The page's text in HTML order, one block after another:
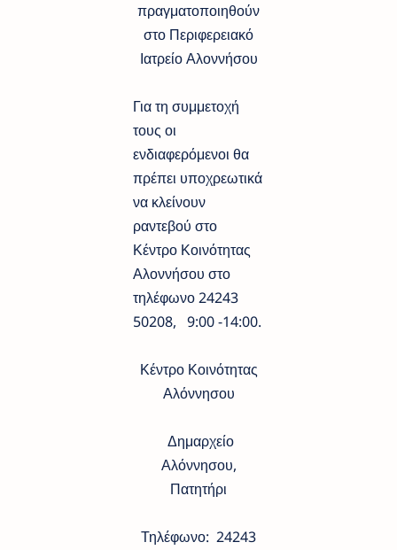
πραγματοποιηθούν
στο Περιφερειακό
Ιατρείο Αλοννήσου
Για τη συμμετοχή
τους οι
ενδιαφερόμενοι θα
πρέπει υποχρεωτικά
να κλείνουν
ραντεβού στο
Κέντρο Κοινότητας
Αλοννήσου στο
τηλέφωνο 24243
50208, 9:00 -14:00.
Κέντρο Κοινότητας
Αλόννησου
Δημαρχείο
Αλόννησου,
Πατητήρι
Τηλέφωνο: 24243